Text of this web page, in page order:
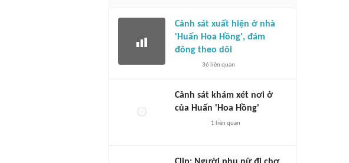
Cảnh sát xuất hiện ở nhà
'Huấn Hoa Hồng', đám
đông theo dõi
36 liên quan
Cảnh sát khám xét nơi ở
của Huấn 'Hoa Hồng'
1 liên quan